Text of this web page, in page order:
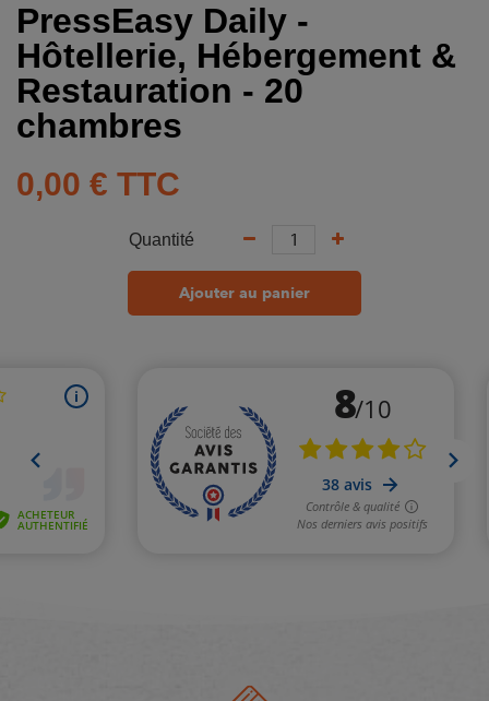
PressEasy Daily -
Hôtellerie, Hébergement &
Restauration - 20
chambres
0,00 € TTC
Quantité
Ajouter au panier